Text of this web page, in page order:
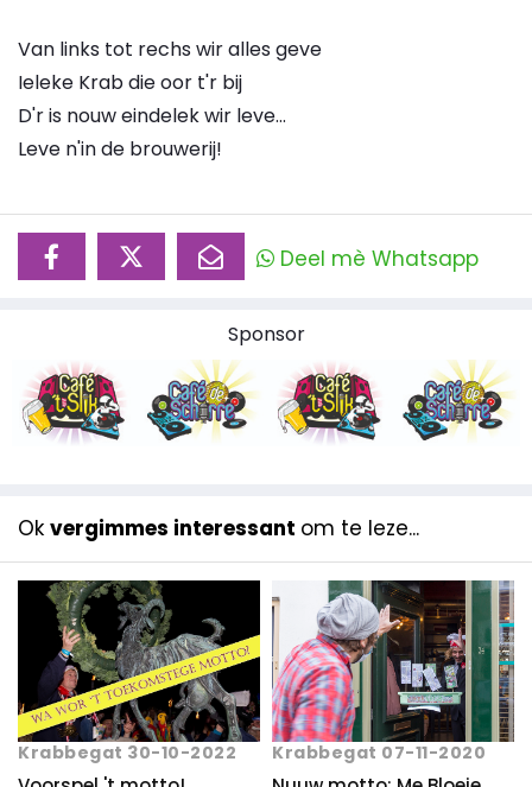
Van links tot rechs wir alles geve
Ieleke Krab die oor t'r bij
D'r is nouw eindelek wir leve...
Leve n'in de brouwerij!
Deel mè Whatsapp
Sponsor
Ok vergimmes interessant om te leze...
Krabbegat 30-10-2022 Krabbegat 07-11-2020